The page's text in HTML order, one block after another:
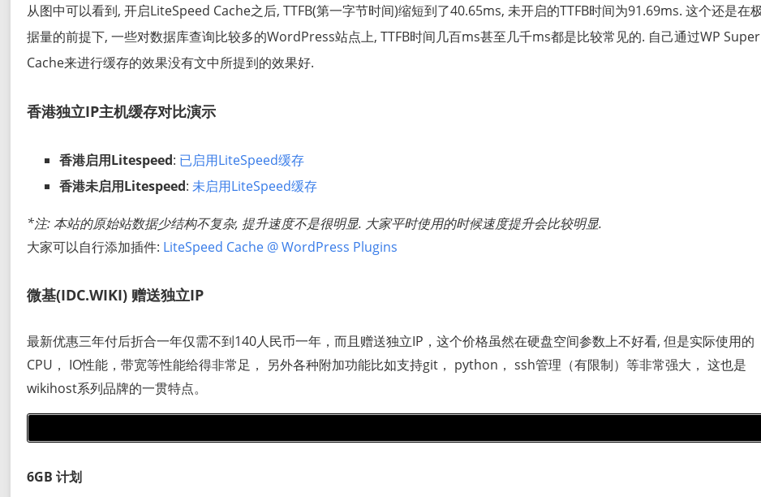
从图中可以看到, 开启LiteSpeed Cache之后, TTFB(第一字节时间)缩短到了40.65ms, 未开启的TTFB时间为91.69ms. 这个还是在
据量的前提下, 一些对数据库查询比较多的WordPress站点上, TTFB时间几百ms甚至几千ms都是比较常见的. 自己通过WP Super
Cache来进行缓存的效果没有文中所提到的效果好.
香港独立IP主机缓存对比演示
香港启用Litespeed: 已启用LiteSpeed缓存
香港未启用Litespeed:未启用LiteSpeed缓存
*注: 本站的原始站数据少结构不复杂, 提升速度不是很明显. 大家平时使用的时候速度提升会比较明显.
大家可以自行添加插件: LiteSpeed Cache @ WordPress Plugins
微基(IDC.WIKI) 赠送独立IP
最新优惠三年付后折合一年仅需不到140人民币一年，而且赠送独立IP，这个价格虽然在硬盘空间参数上不好看, 但是实际使用的
CPU， IO性能，带宽等性能给得非常足， 另外各种附加功能比如支持git， python， ssh管理（有限制）等非常强大， 这也是
wikihost系列品牌的一贯特点。
6GB 计划